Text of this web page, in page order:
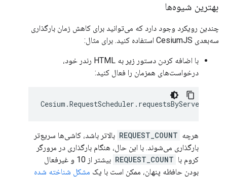
بهترین شیوه‌ها
چندین رویکرد وجود دارد که می‌توانید برای کاهش زمان بارگذاری
سه‌بعدی CesiumJS استفاده کنید. برای مثال:
با اضافه کردن دستور زیر به HTML رندر خود،
درخواست‌های همزمان را فعال کنید:
Cesium .RequestScheduler . requestsByServer
هرچه REQUEST_COUNT بالاتر باشد، کاشی‌ها سریع‌تر
بارگذاری می‌شوند. با این حال، هنگام بارگذاری در مرورگر
کروم با REQUEST_COUNT
بیشتر از 10 و غیرفعال
بودن حافظه پنهان، ممکن است با یک مشکل شناخته شده